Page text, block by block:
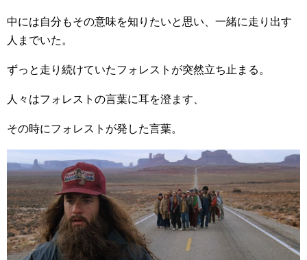
中には自分もその意味を知りたいと思い、一緒に走り出す
人までいた。
ずっと走り続けていたフォレストが突然立ち止まる。
人々はフォレストの言葉に耳を澄ます、
その時にフォレストが発した言葉。